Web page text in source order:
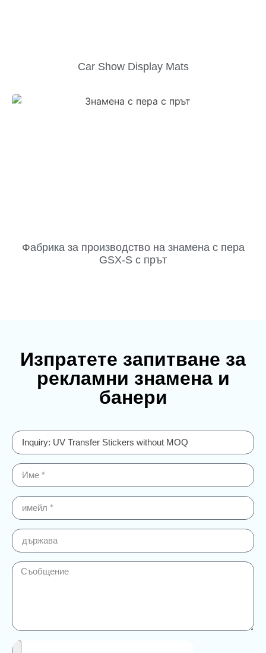
Car Show Display Mats
Фабрика за производство на знамена с пера
GSX-S с прът
Изпратете запитване за
рекламни знамена и
банери